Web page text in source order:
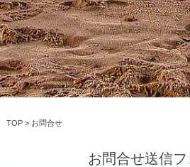
TOP> お問合せ
お問合せ送信